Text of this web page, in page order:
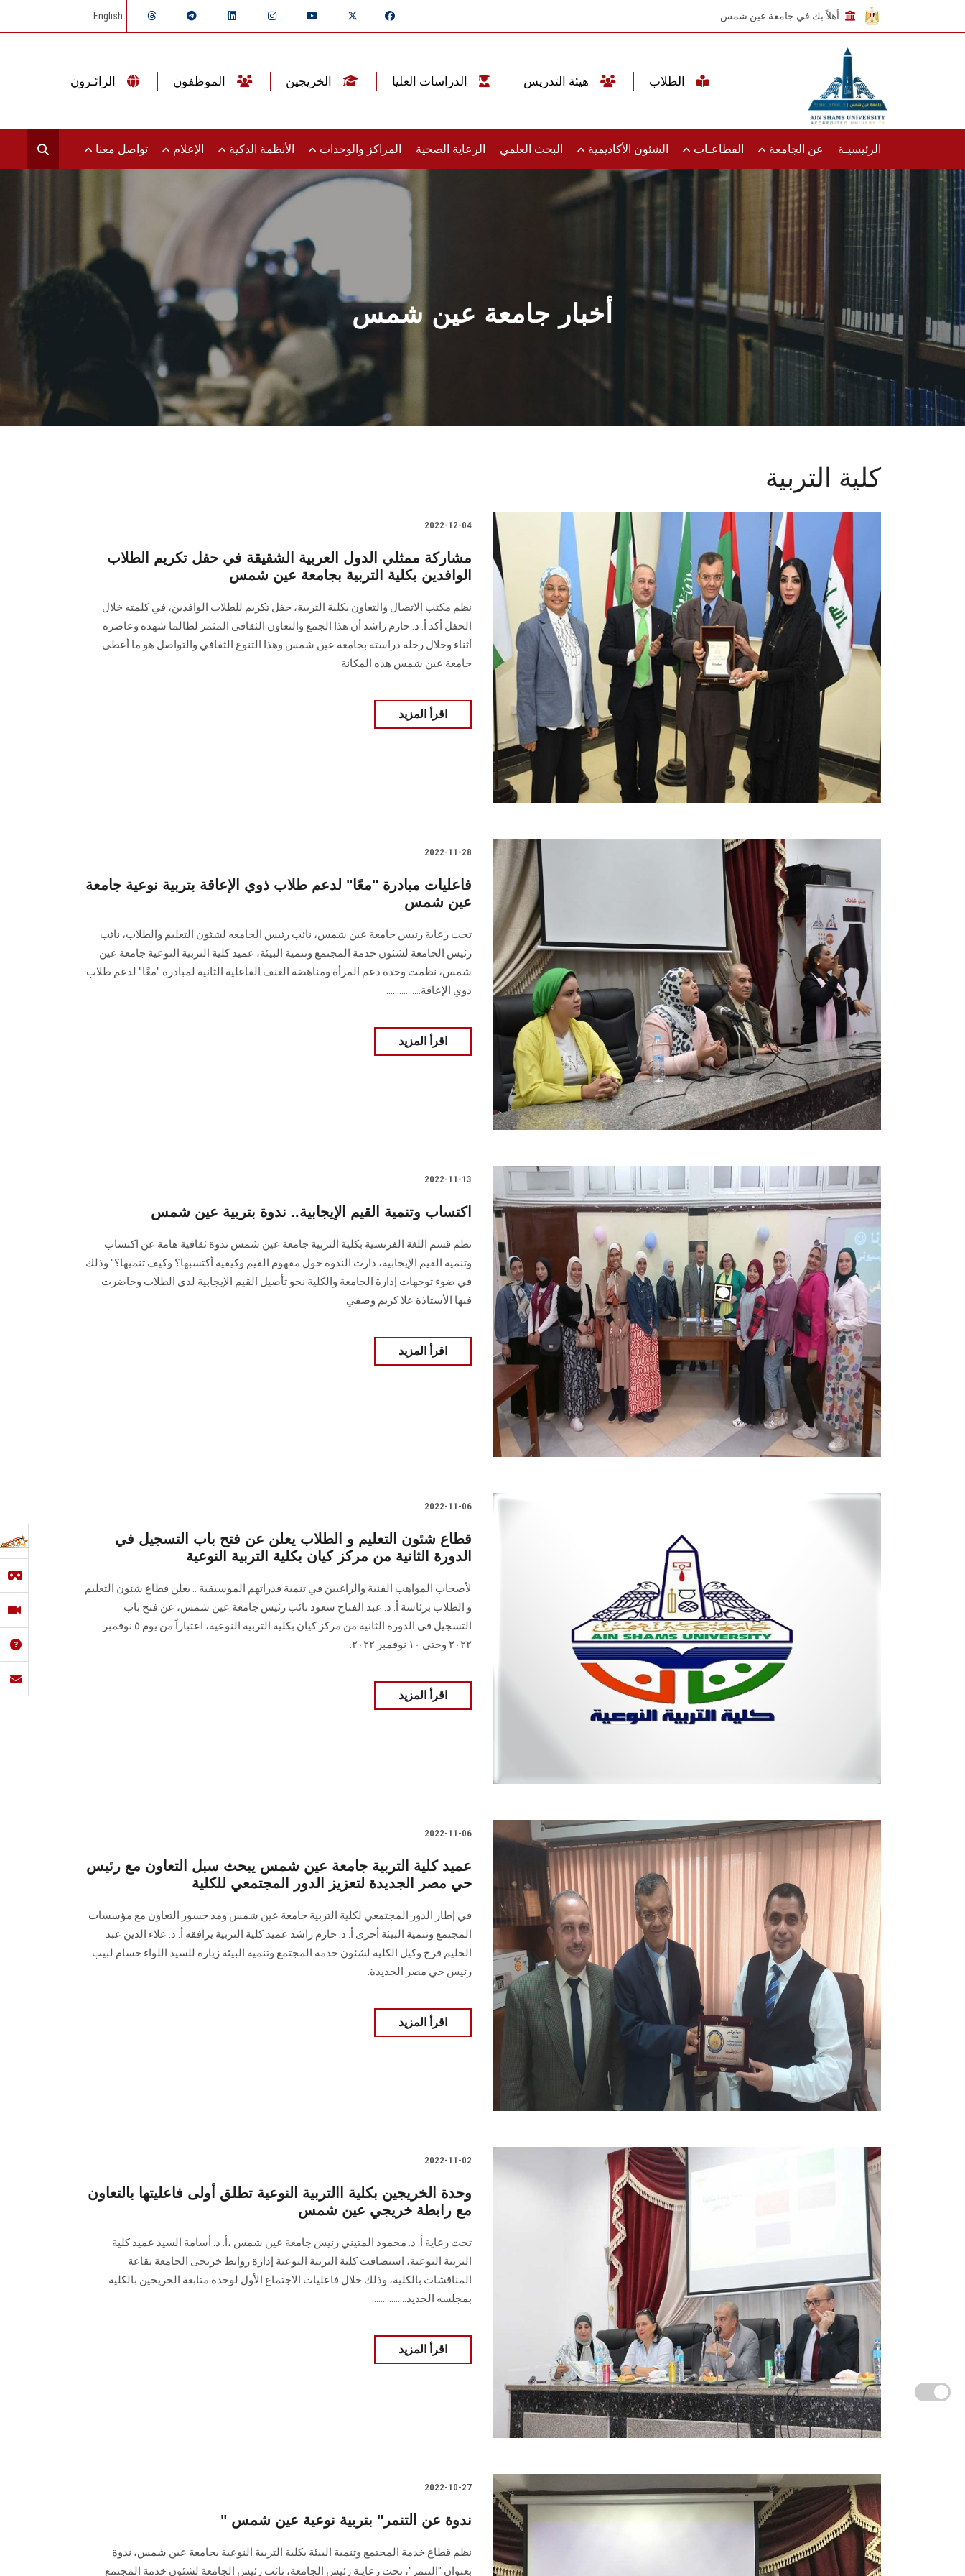
أهلاً بك في جامعة عين شمس English
الرئيسيـة عن الجامعة القطاعـات الشئون الأكاديمية البحث العلمي الرعاية الصحية المراكز والوحدات الأنظمة الذكية الإعلام تواصل معنا
أخبار جامعة عين شمس
كلية التربية
2022-12-04
مشاركة ممثلي الدول العربية الشقيقة في حفل تكريم الطلاب
الوافدين بكلية التربية بجامعة عين شمس
نظم مكتب الاتصال والتعاون بكلية التربية، حفل تكريم للطلاب الوافدين، في كلمته خلال
الحفل أكد أ. د. حازم راشد أن هذا الجمع والتعاون الثقافي المثمر لطالما شهده وعاصره
أثناء وخلال رحلة دراسته بجامعة عين شمس وهذا التنوع الثقافي والتواصل هو ما أعطى
جامعة عين شمس هذه المكانة
اقرأ المزيد
2022-11-28
فاعليات مبادرة "معًا" لدعم طلاب ذوي الإعاقة بتربية نوعية جامعة
عين شمس
تحت رعاية رئيس جامعة عين شمس، نائب رئيس الجامعه لشئون التعليم والطلاب، نائب
رئيس الجامعة لشئون خدمة المجتمع وتنمية البيئة، عميد كلية التربية النوعية جامعة عين
شمس، نظمت وحدة دعم المرأة ومناهضة العنف الفاعلية الثانية لمبادرة "معًا" لدعم طلاب
ذوي الإعاقة................
اقرأ المزيد
2022-11-13
اكتساب وتنمية القيم الإيجابية.. ندوة بتربية عين شمس
نظم قسم اللغة الفرنسية بكلية التربية جامعة عين شمس ندوة ثقافية هامة عن اكتساب
وتنمية القيم الإيجابية، دارت الندوة حول مفهوم القيم وكيفية أكتسبها؟ وكيف تنميها؟" وذلك
في ضوء توجهات إدارة الجامعة والكلية نحو تأصيل القيم الإيجابية لدى الطلاب وحاضرت
فيها الأستاذة علا كريم وصفي
اقرأ المزيد
2022-11-06
قطاع شئون التعليم و الطلاب يعلن عن فتح باب التسجيل في
الدورة الثانية من مركز كيان بكلية التربية النوعية
لأصحاب المواهب الفنية والراغبين في تنمية قدراتهم الموسيقية .. يعلن قطاع شئون التعليم
و الطلاب برئاسة أ. د. عبد الفتاح سعود نائب رئيس جامعة عين شمس، عن فتح باب
التسجيل في الدورة الثانية من مركز كيان بكلية التربية النوعية، اعتباراً من يوم ٥ نوفمبر
٢٠٢٢ وحتى ١٠ نوفمبر ٢٠٢٢.
اقرأ المزيد
2022-11-06
عميد كلية التربية جامعة عين شمس يبحث سبل التعاون مع رئيس
حي مصر الجديدة لتعزيز الدور المجتمعي للكلية
في إطار الدور المجتمعي لكلية التربية جامعة عين شمس ومد جسور التعاون مع مؤسسات
المجتمع وتنمية البيئة أجرى أ. د. حازم راشد عميد كلية التربية يرافقه أ. د. علاء الدين عبد
الحليم فرج وكيل الكلية لشئون خدمة المجتمع وتنمية البيئة زيارة للسيد اللواء حسام لبيب
رئيس حي مصر الجديدة.
اقرأ المزيد
2022-11-02
وحدة الخريجين بكلية االتربية النوعية تطلق أولى فاعليتها بالتعاون
مع رابطة خريجي عين شمس
تحت رعاية أ. د. محمود المتيني رئيس جامعة عين شمس ،أ. د. أسامة السيد عميد كلية
التربية النوعية، استضافت كلية التربية النوعية إدارة روابط خريجى الجامعة بقاعة
المناقشات بالكلية، وذلك خلال فاعليات الاجتماع الأول لوحدة متابعة الخريجين بالكلية
بمجلسه الجديد...............
اقرأ المزيد
2022-10-27
" ندوة عن التنمر" بتربية نوعية عين شمس
نظم قطاع خدمة المجتمع وتنمية البيئة بكلية التربية النوعية بجامعة عين شمس، ندوة
بعنوان "التنمر"، تحت رعايـة رئيس الجامعة، نائب رئيس الجامعة لشئون خدمة المجتمع